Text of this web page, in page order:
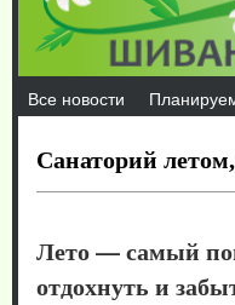
Все новости
Санаторий
Лето — самый
отдохнуть и